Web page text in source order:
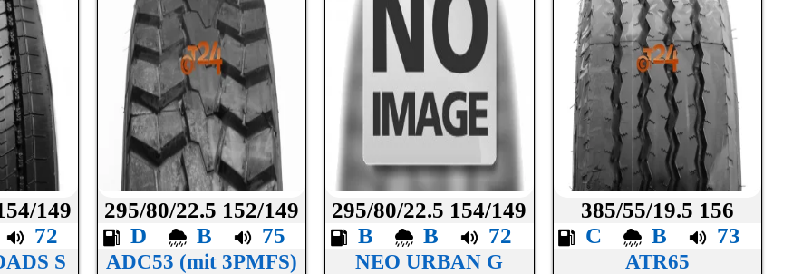
149
72
S
295/80/22.5 152/149
D
B 75
ADC53 (mit 3PMFS)
295/80/22.5 154/149
B
B 72
NEO URBAN G
385/55/19.5 156
C
B 73
ATR65